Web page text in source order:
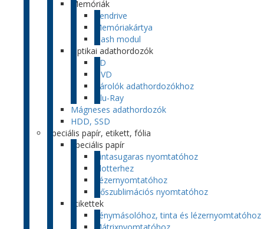
Memóriák
Pendrive
Memóriakártya
Flash modul
Optikai adathordozók
CD
DVD
Tárolók adathordozókhoz
Blu-Ray
Mágneses adathordozók
HDD, SSD
Speciális papír, etikett, fólia
Speciális papír
Tintasugaras nyomtatóhoz
Plotterhez
Lézernyomtatóhoz
Hőszublimációs nyomtatóhoz
Etikettek
Fénymásolóhoz, tinta és lézernyomtatóhoz